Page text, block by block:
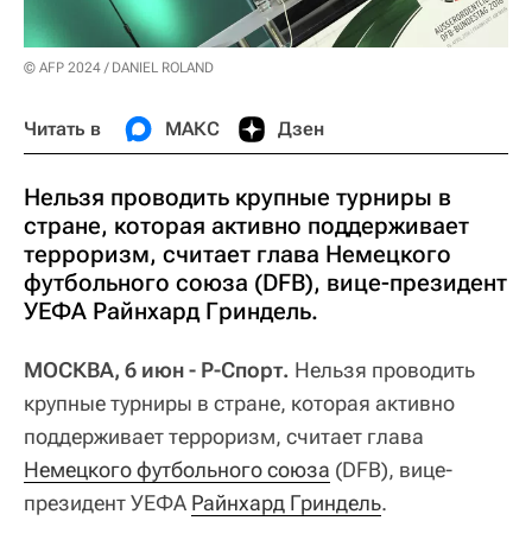
© AFP 2024 / DANIEL ROLAND
Читать в МАКС Дзен
Нельзя проводить крупные турниры в
стране, которая активно поддерживает
терроризм, считает глава Немецкого
футбольного союза (DFB), вице-президент
УЕФА Райнхард Гриндель.
МОСКВА, 6 июн - Р-Спорт. Нельзя проводить
крупные турниры в стране, которая активно
поддерживает терроризм, считает глава
Немецкого футбольного союза (DFB), вице-
президент УЕФА Райнхард Гриндель.